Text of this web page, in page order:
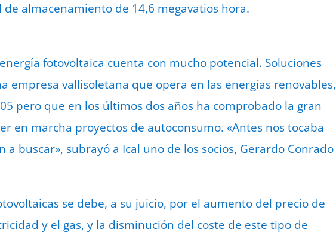
almacenamiento de 14,6 megavatios hora.
fotovoltaica cuenta con mucho potencial. Soluciones
empresa vallisoletana que opera en las energías renovables,
pero que en los últimos dos años ha comprobado la gran
en marcha proyectos de autoconsumo. «Antes nos tocaba
a buscar», subrayó a Ical uno de los socios, Gerardo Conrado
se debe, a su juicio, por el aumento del precio de
y el gas, y la disminución del coste de este tipo de